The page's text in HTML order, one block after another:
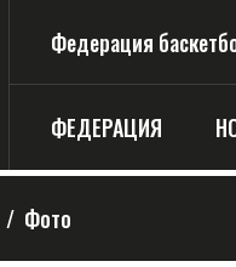
Федерация
ФЕДЕРАЦИЯ
/ Фото